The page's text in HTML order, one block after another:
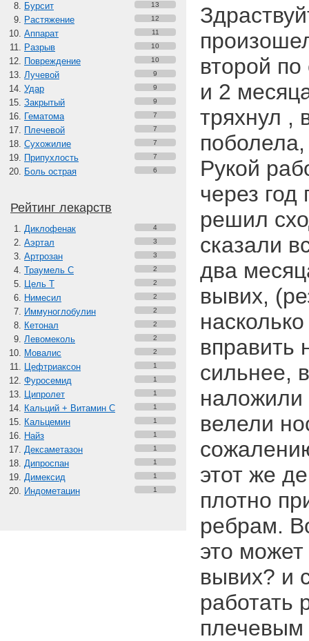
Бурсит 13
Растяжение 12
Аппарат 11
Разрыв 10
Повреждение 10
Лучевой 9
Удар 9
Закрытый 9
Гематома 7
Плечевой 7
Сухожилие 7
Припухлость 7
Боль острая 6
Рейтинг лекарств
Диклофенак 4
Аэртал 3
Артрозан 3
Траумель С 2
Цель Т 2
Нимесил 2
Иммуноглобулин 2
Кетонал 2
Левомеколь 2
Мовалис 2
Цефтриаксон 1
Фуросемид 1
Ципролет 1
Кальций + Витамин C 1
Кальцемин 1
Найз 1
Дексаметазон 1
Дипроспан 1
Димексид 1
Индометацин 1
второй
и 2
тряхнул ,
Рукой
через год
решил
сказали
два
вывих,
вправить
сильнее,
наложили
велели
этот же
плотно
ребрам.
это
вывих? и
работать
плечевым